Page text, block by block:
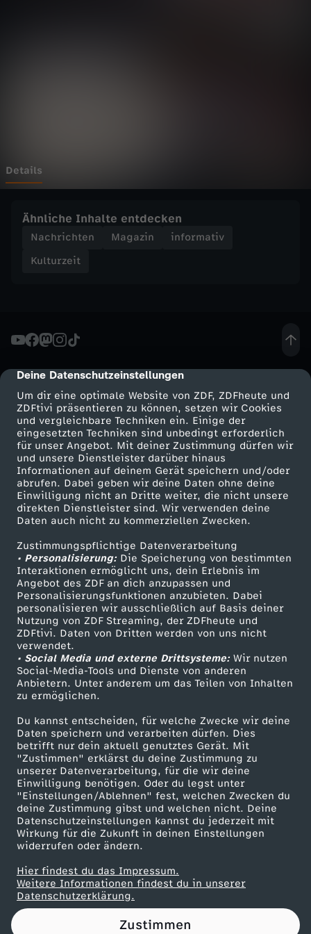
cmp-dialog-description
Deine Datenschutzeinstellungen
Um dir eine optimale Website von ZDF, ZDFheute und
ZDFtivi präsentieren zu können, setzen wir Cookies
und vergleichbare Techniken ein. Einige der
eingesetzten Techniken sind unbedingt erforderlich
für unser Angebot. Mit deiner Zustimmung dürfen wir
und unsere Dienstleister darüber hinaus
Informationen auf deinem Gerät speichern und/oder
abrufen. Dabei geben wir deine Daten ohne deine
Einwilligung nicht an Dritte weiter, die nicht unsere
direkten Dienstleister sind. Wir verwenden deine
Daten auch nicht zu kommerziellen Zwecken.
Zustimmungspflichtige Datenverarbeitung
• Personalisierung:Die Speicherung von bestimmten
Interaktionen ermöglicht uns, dein Erlebnis im
Angebot des ZDF an dich anzupassen und
Personalisierungsfunktionen anzubieten. Dabei
personalisieren wir ausschließlich auf Basis deiner
Nutzung von ZDF Streaming, der ZDFheute und
ZDFtivi. Daten von Dritten werden von uns nicht
verwendet.
• Social Media und externe Drittsysteme:Wir nutzen
Social-Media-Tools und Dienste von anderen
Anbietern. Unter anderem um das Teilen von Inhalten
zu ermöglichen.
Du kannst entscheiden, für welche Zwecke wir deine
Daten speichern und verarbeiten dürfen. Dies
betrifft nur dein aktuell genutztes Gerät. Mit
"Zustimmen" erklärst du deine Zustimmung zu
unserer Datenverarbeitung, für die wir deine
Einwilligung benötigen. Oder du legst unter
"Einstellungen/Ablehnen" fest, welchen Zwecken du
deine Zustimmung gibst und welchen nicht. Deine
Datenschutzeinstellungen kannst du jederzeit mit
Wirkung für die Zukunft in deinen Einstellungen
widerrufen oder ändern.
Hier findest du das Impressum.
Weitere Informationen findest du in unserer
Datenschutzerklärung.
Zustimmen
K
l
r
z
e
i
t
"
v
o
m
1
6
.
1
0
.
2
0
2
Details
Ähnliche Inhalte entdecken
Nachrichten Magazin
informativ
Kulturzeit
Mehr ZDF
ZDF-Apps
Smart TV
ZDFtext
Livestreams
Sendungen A-Z
TV-Programm
Service
ZDFmitreden
Kontakt zum ZDF
Tickets
Zuschauerservice
Hilfe
ZDF Unternehmen
Karriere
ZDF goes Schule
Werbefernsehen
Mainzelmännchen
Partner